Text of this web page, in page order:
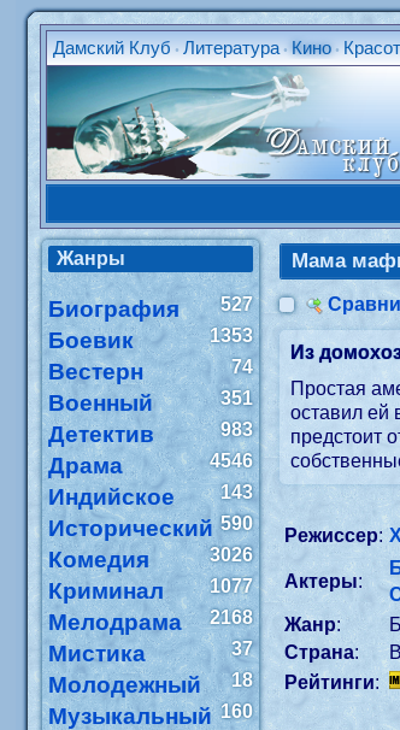
Дамский Клуб •Литература •Кино •
Жанры
Биография 527
Боевик 1353
Вестерн 74
Военный 351
Детектив 983
Драма 4546
Индийское 143
Исторический 590
Комедия 3026
Криминал 1077
Мелодрама 2168
Мистика 37
Молодежный 18
Музыкальный 160
Мама
Из
Простая
оставил ей
предстоит
Режиссер:
Актеры:
Жанр:
Страна:
Рейтинги: